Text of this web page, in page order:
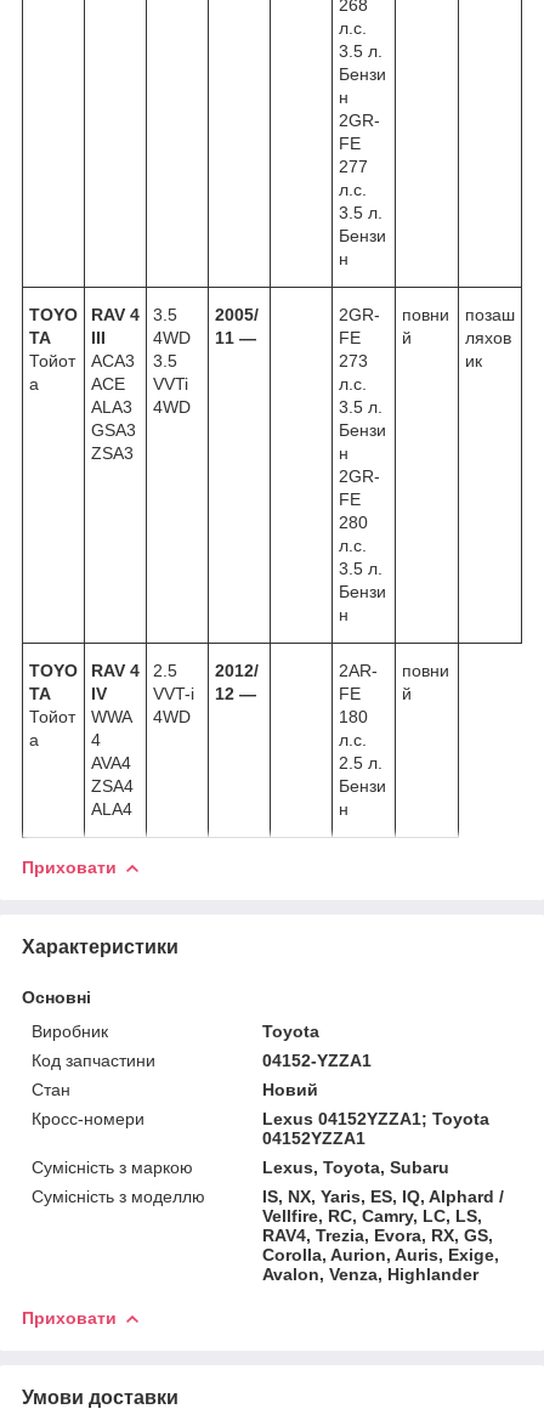
268
л.с.
3.5 л.
Бензи
н
2GR-
FE
277
л.с.
3.5 л.
Бензи
н
TOYO
TA
Тойот
а
RAV 4
III
ACA3
ACE
ALA3
GSA3
ZSA3
3.5
4WD
3.5
VVTi
4WD
2005/
11 —
2GR-
FE
273
л.с.
3.5 л.
Бензи
н
2GR-
FE
280
л.с.
3.5 л.
Бензи
н
повни
й
позаш
ляхов
ик
TOYO
TA
Тойот
а
RAV 4
IV
WWA
4
AVA4
ZSA4
ALA4
2.5
VVT-i
4WD
2012/
12 —
2AR-
FE
180
л.с.
2.5 л.
Бензи
н
повни
й
Приховати
Характеристики
Основні
Виробник
Toyota
Код запчастини
04152-YZZA1
Стан
Новий
Кросс-номери
Lexus 04152YZZA1; Toyota
04152YZZA1
Сумісність з маркою
Lexus, Toyota, Subaru
Сумісність з моделлю
IS, NX, Yaris, ES, IQ, Alphard /
Vellfire, RC, Camry, LC, LS,
RAV4, Trezia, Evora, RX, GS,
Corolla, Aurion, Auris, Exige,
Avalon, Venza, Highlander
Приховати
Умови доставки